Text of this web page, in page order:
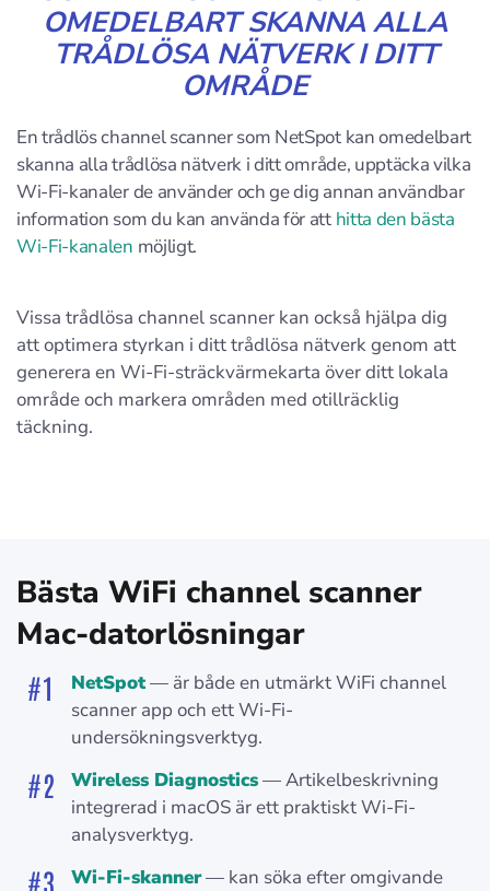
OMEDELBART SKANNA ALLA
TRÅDLÖSA NÄTVERK I DITT
OMRÅDE
En trådlös channel scanner som NetSpot kan omedelbart
skanna alla trådlösa nätverk i ditt område, upptäcka vilka
Wi-Fi-kanaler de använder och ge dig annan användbar
information som du kan använda för att hitta den bästa
Wi-Fi-kanalen möjligt.
Vissa trådlösa channel scanner kan också hjälpa dig
att optimera styrkan i ditt trådlösa nätverk genom att
generera en Wi-Fi-sträckvärmekarta över ditt lokala
område och markera områden med otillräcklig
täckning.
Bästa WiFi channel scanner
Mac-datorlösningar
NetSpot— är både en utmärkt WiFi channel
scanner app och ett Wi-Fi-
undersökningsverktyg.
Wireless Diagnostics— Artikelbeskrivning
integrerad i macOS är ett praktiskt Wi-Fi-
analysverktyg.
Wi-Fi-skanner— kan söka efter omgivande